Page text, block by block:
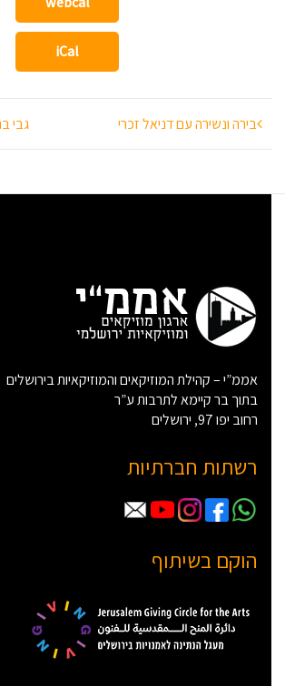
iCal
ניווט
בירה ונשירה עם דניאל זכרי גבי
אממ”י – קהילת המוזיקאים והמוזיקאיות בירושלים
בתוך בר קיימא לתרבות ע”ר
רחוב יפו 97, ירושלים
רשתות חברתיות
הוקם בשיתוף